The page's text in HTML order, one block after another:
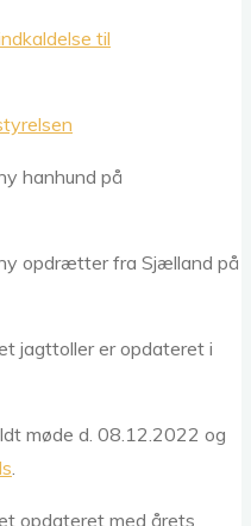
til
hanhund på
opdrætter fra Sjælland på
jagttoller er opdateret i
møde d. 08.12.2022 og
.
opdateret med årets